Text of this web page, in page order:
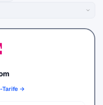
Tarife →